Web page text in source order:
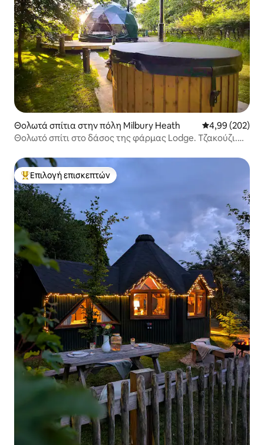
Θολωτά σπίτια στην πόλη Milbury Heath Μέση
4,99 (202)
Θολωτό σπίτι στο δάσος της φάρμας Lodge. Τζακούζι.
Κορυφαία επιλογή επισκεπτών
Επιλογή επισκεπτών